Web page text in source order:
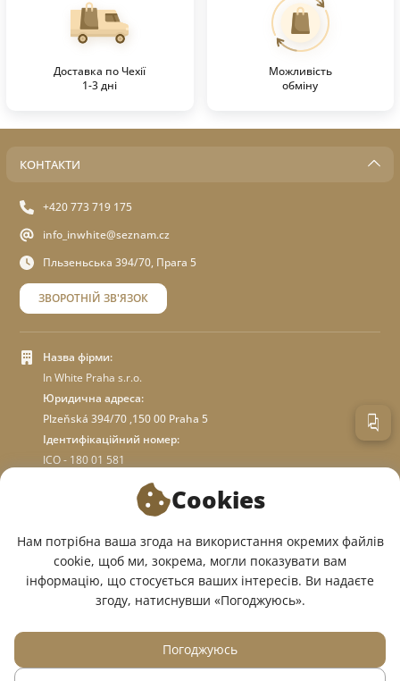
Доставка по Чехії
1-3 дні
Можливість
обміну
КОНТАКТИ
+420 773 719 175
info_inwhite@seznam.cz
Пльзеньська 394/70, Прага 5
ЗВОРОТНІЙ ЗВ'ЯЗОК
Назва фірми:
In White Praha s.r.o.
Юридична адреса:
Plzeňská 394/70 ,150 00 Praha 5
Ідентифікаційний номер:
ICO - 180 01 581
ПРО МАГАЗИН
МИ У СОЦМЕРЕЖАХ:
Cookies
Нам потрібна ваша згода на використання окремих файлів
cookie, щоб ми, зокрема, могли показувати вам
інформацію, що стосується ваших інтересів. Ви надаєте
згоду, натиснувши «Погоджуюсь».
Погоджуюсь